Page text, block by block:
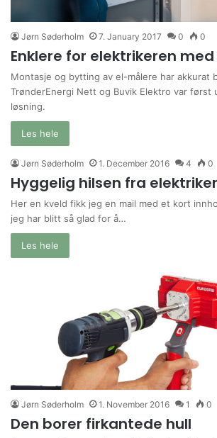
Jørn Søderholm 7. January 2017 0 0
Enklere for elektrikeren
Montasje og bytting av el-målere har akkurat
TrønderEnergi Nett og Buvik Elektro var først
løsning.
Les hele
Jørn Søderholm 1. December 2016 4 0
Hyggelig hilsen fra elektriker
Her en kveld fikk jeg en mail med et kort
jeg har blitt så glad for å…
Les hele
Jørn Søderholm 1. November 2016 1 0
Den borer firkantede hull